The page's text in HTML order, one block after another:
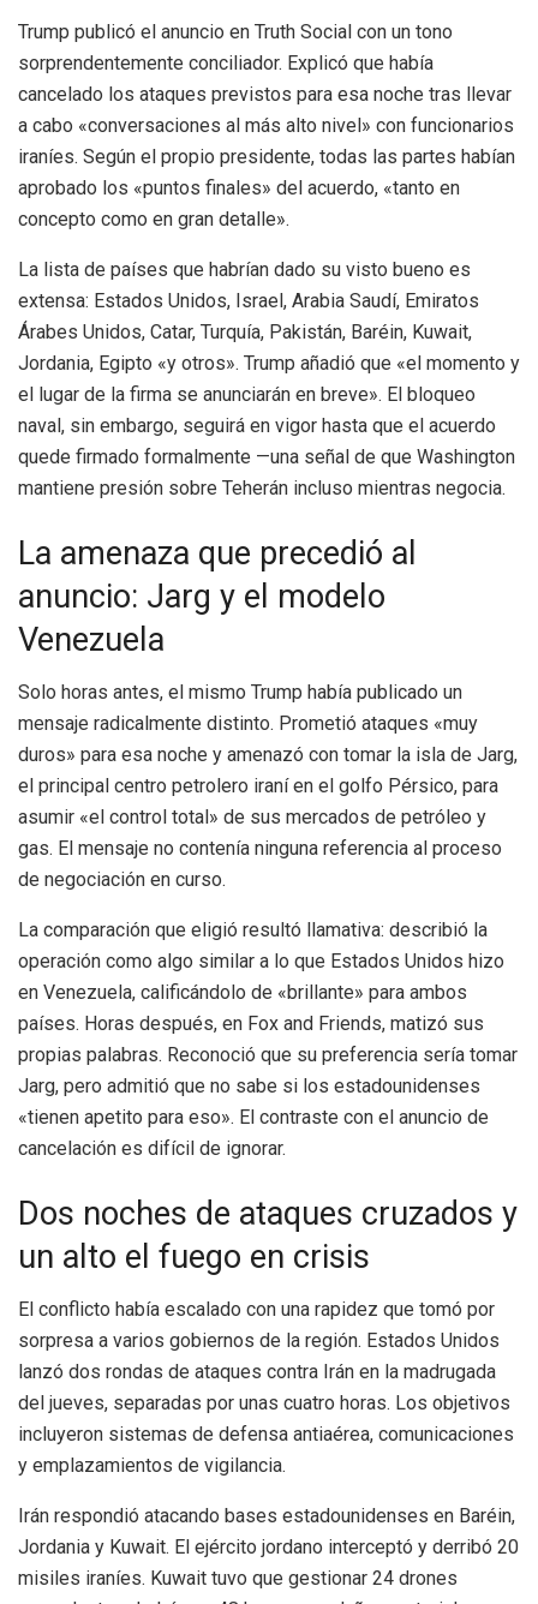
Trump publicó el anuncio en Truth Social con un tono
sorprendentemente conciliador. Explicó que había
cancelado los ataques previstos para esa noche tras llevar
a cabo «conversaciones al más alto nivel» con funcionarios
iraníes. Según el propio presidente, todas las partes habían
aprobado los «puntos finales» del acuerdo, «tanto en
concepto como en gran detalle».
La lista de países que habrían dado su visto bueno es
extensa: Estados Unidos, Israel, Arabia Saudí, Emiratos
Árabes Unidos, Catar, Turquía, Pakistán, Baréin, Kuwait,
Jordania, Egipto «y otros». Trump añadió que «el momento y
el lugar de la firma se anunciarán en breve». El bloqueo
naval, sin embargo, seguirá en vigor hasta que el acuerdo
quede firmado formalmente —una señal de que Washington
mantiene presión sobre Teherán incluso mientras negocia.
La amenaza que precedió al
anuncio: Jarg y el modelo
Venezuela
Solo horas antes, el mismo Trump había publicado un
mensaje radicalmente distinto. Prometió ataques «muy
duros» para esa noche y amenazó con tomar la isla de Jarg,
el principal centro petrolero iraní en el golfo Pérsico, para
asumir «el control total» de sus mercados de petróleo y
gas. El mensaje no contenía ninguna referencia al proceso
de negociación en curso.
La comparación que eligió resultó llamativa: describió la
operación como algo similar a lo que Estados Unidos hizo
en Venezuela, calificándolo de «brillante» para ambos
países. Horas después, en Fox and Friends, matizó sus
propias palabras. Reconoció que su preferencia sería tomar
Jarg, pero admitió que no sabe si los estadounidenses
«tienen apetito para eso». El contraste con el anuncio de
cancelación es difícil de ignorar.
Dos noches de ataques cruzados y
un alto el fuego en crisis
El conflicto había escalado con una rapidez que tomó por
sorpresa a varios gobiernos de la región. Estados Unidos
lanzó dos rondas de ataques contra Irán en la madrugada
del jueves, separadas por unas cuatro horas. Los objetivos
incluyeron sistemas de defensa antiaérea, comunicaciones
y emplazamientos de vigilancia.
Irán respondió atacando bases estadounidenses en Baréin,
Jordania y Kuwait. El ejército jordano interceptó y derribó 20
misiles iraníes. Kuwait tuvo que gestionar 24 drones